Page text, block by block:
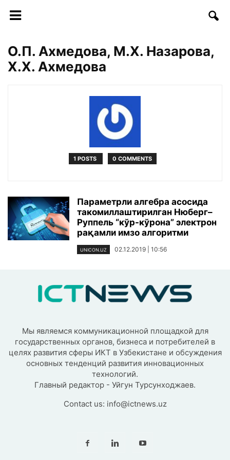
О.П. Ахмедова, М.Х. Назарова,
Х.Х. Ахмедова
1 POSTS 0 COMMENTS
Параметрли алгебра асосида
такомиллаштирилган Нюберг–
Руппель “кўр-кўрона” электрон
рақамли имзо алгоритми
UNICON.UZ 02.12.2019 | 10:56
Мы являемся коммуникационной площадкой для
государственных органов, бизнеса и потребителей в
целях развития сферы ИКТ в Узбекистане и обсуждения
основных тенденций развития инновационных
технологий.
Главный редактор - Уйгун Турсунходжаев.
Contact us: info@ictnews.uz